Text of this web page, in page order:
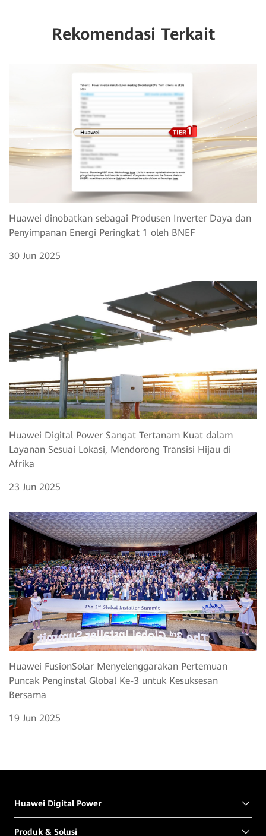
Rekomendasi Terkait
Huawei dinobatkan sebagai Produsen Inverter Daya dan
Penyimpanan Energi Peringkat 1 oleh BNEF
30 Jun 2025
Huawei Digital Power Sangat Tertanam Kuat dalam
Layanan Sesuai Lokasi, Mendorong Transisi Hijau di
Afrika
23 Jun 2025
Huawei FusionSolar Menyelenggarakan Pertemuan
Puncak Penginstal Global Ke-3 untuk Kesuksesan
Bersama
19 Jun 2025
Huawei Digital Power
Produk & Solusi